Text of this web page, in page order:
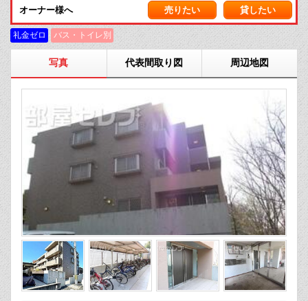
オーナー様へ 売りたい 貸したい
礼金ゼロ バス・トイレ別
写真 代表間取り図 周辺地図